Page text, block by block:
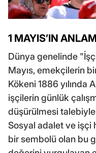
1 MAYIS’IN
Dünya genelinde
Mayıs, emekçilerin
Kökeni 1886 yılında
işçilerin günlük
düşürülmesi talebiyle
Sosyal adalet ve işçi
bir sembolü olan bu